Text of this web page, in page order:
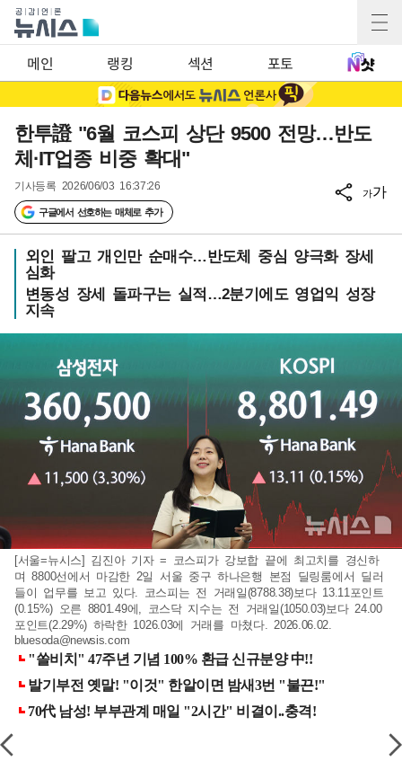
메인 랭킹 섹션 포토
한투證 "6월 코스피 상단 9500 전망…반도
체·IT업종 비중 확대"
기사등록 2026/06/03 16:37:26
구글에서 선호하는 매체로 추가
가가
외인 팔고 개인만 순매수…반도체 중심 양극화 장세
심화
변동성 장세 돌파구는 실적…2분기에도 영업익 성장
지속
[서울=뉴시스] 김진아 기자 = 코스피가 강보합 끝에 최고치를 경신하
며 8800선에서 마감한 2일 서울 중구 하나은행 본점 딜링룸에서 딜러
들이 업무를 보고 있다. 코스피는 전 거래일(8788.38)보다 13.11포인트
(0.15%) 오른 8801.49에, 코스닥 지수는 전 거래일(1050.03)보다 24.00
포인트(2.29%) 하락한 1026.03에 거래를 마쳤다. 2026.06.02.
bluesoda@newsis.com